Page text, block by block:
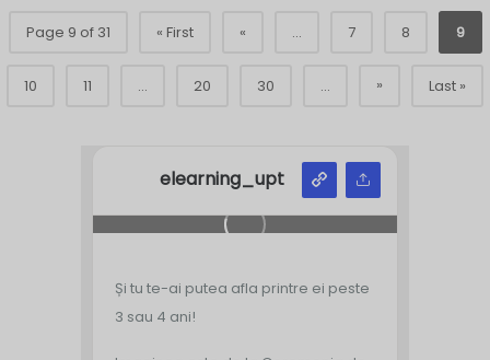
Page 9 of 31 « First « ... 7 8 9
10 11 ... 20 30 ... » Last »
elearning_upt
Și tu te-ai putea afla printre ei peste
3 sau 4 ani!